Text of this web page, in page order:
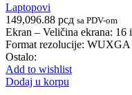
Laptopovi
149,096.88 рсд sa PDV-om
Ekran – Veličina ekrana: 16
Format rezolucije: WUXGA
Ostalo:
Add to wishlist
Dodaj u korpu